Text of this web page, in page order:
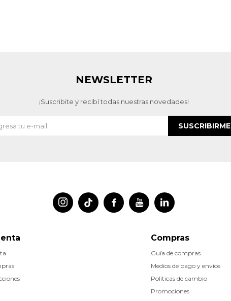
 
 
Compras
Guía de compras
Medios de pago y envíos
Políticas de cambio
Promociones
NEWSLETTER
¡Suscribite y recibí todas nuestras novedades!
SUSCRIBIRME